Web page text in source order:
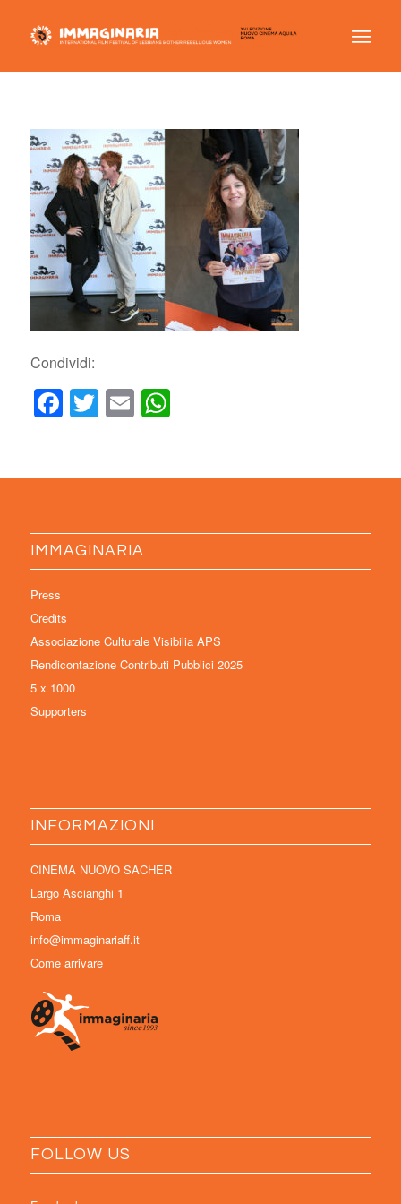
Condividi:
Facebook
Twitter
EmailWhatsApp
IMMAGINARIA
Press
Credits
Associazione Culturale Visibilia APS
Rendicontazione Contributi Pubblici 2025
5 x 1000
Supporters
INFORMAZIONI
CINEMA NUOVO SACHER
Largo Ascianghi 1
Roma
info@immaginariaff.it
Come arrivare
FOLLOW US